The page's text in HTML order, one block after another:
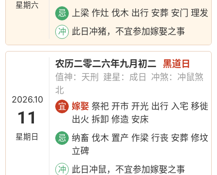
星期六
忌 上梁 作灶 伐木 出行 安葬 安门 理发
冲 此日冲猪，不宜参加嫁娶之事
2026.10
11
星期日
农历二零二六年九月初二 黑道日
值神：天刑 建星：成日
冲煞：冲鼠煞
北
宜 嫁娶 祭祀 开市 开光 出行 入宅 移徙
出火 拆卸 修造 安床
忌
纳畜 伐木 置产 作梁 行丧 安葬 修坟
立碑
冲 此日冲鼠，不宜参加嫁娶之事